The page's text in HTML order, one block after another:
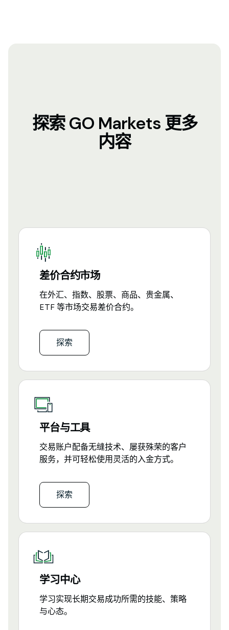
探索 GO Markets 更多
内容
差价合约市场
在外汇、指数、股票、商品、贵金属、
ETF 等市场交易差价合约。
探索
平台与工具
交易账户配备无缝技术、屡获殊荣的客户
服务，并可轻松使用灵活的入金方式。
探索
学习中心
学习实现长期交易成功所需的技能、策略
与心态。